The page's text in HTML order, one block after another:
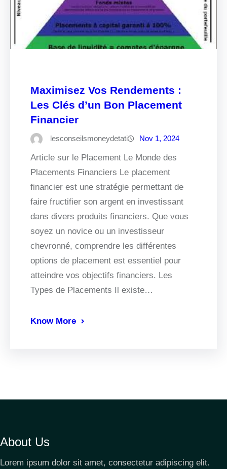
Maximisez Vos Rendements :
Les Clés d’un Bon Placement
Financier
lesconseilsmoneydetati Nov 1, 2024
Article sur le Placement Le Monde des
Placements Financiers Le placement
financier est une stratégie permettant de
faire fructifier son argent en investissant
dans divers produits financiers. Que vous
soyez un novice ou un investisseur
chevronné, comprendre les différentes
options de placement est essentiel pour
atteindre vos objectifs financiers. Les
Types de Placements Il existe…
Know More
About Us
Lorem ipsum dolor sit amet, consectetur adipiscing elit.